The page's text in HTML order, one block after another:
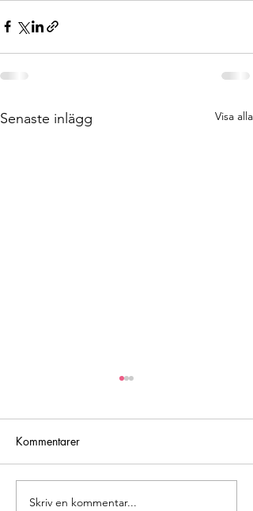
Senaste inlägg Visa alla
Att (miss)lyckas
Kommentarer
Skriv en kommentar...